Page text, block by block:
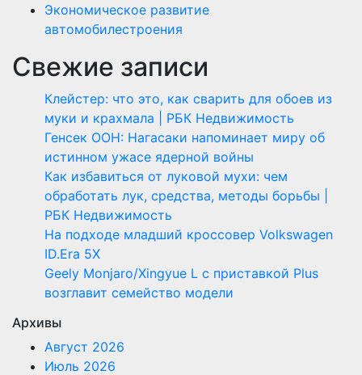
Экономическое развитие
автомобилестроения
Свежие записи
Клейстер: что это, как сварить для обоев из
муки и крахмала | РБК Недвижимость
Генсек ООН: Нагасаки напоминает миру об
истинном ужасе ядерной войны
Как избавиться от луковой мухи: чем
обработать лук, средства, методы борьбы |
РБК Недвижимость
На подходе младший кроссовер Volkswagen
ID.Era 5X
Geely Monjaro/Xingyue L с приставкой Plus
возглавит семейство модели
Архивы
Август 2026
Июль 2026